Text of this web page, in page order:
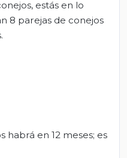
estás en lo
8 parejas de conejos
habrá en 12 meses; es